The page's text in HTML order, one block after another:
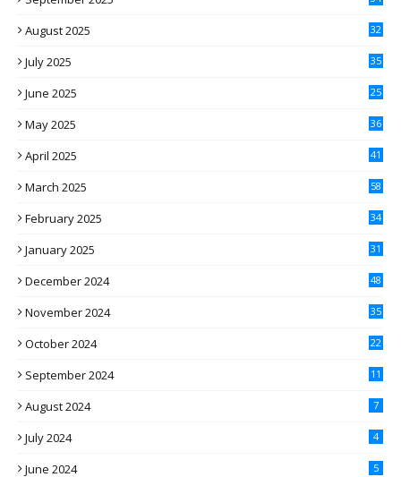
August 2025 32
July 2025 35
June 2025 25
May 2025 36
April 2025 41
March 2025 58
February 2025 34
January 2025 31
December 2024 48
November 2024 35
October 2024 22
September 2024 11
August 2024 7
July 2024 4
June 2024 5